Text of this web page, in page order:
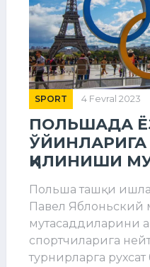
SPORT 4 Fevral 2023
ПОЛЬШАДА
ҚИЛИНИШИ
Польша ташқи
Павел Яблоньский
мутасаддиларини
спортчиларига
турнирларга